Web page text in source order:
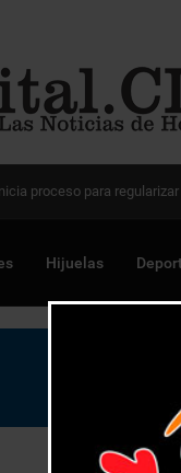
avanza en Chile para
Hijuelas